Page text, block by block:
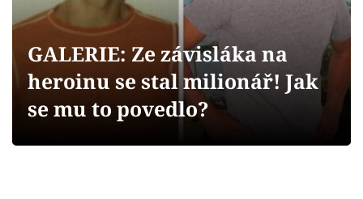
Videa
Sledujte prima+
GALERIE: Ze závisláka na
heroinu se stal milionář! Jak
se mu to povedlo?